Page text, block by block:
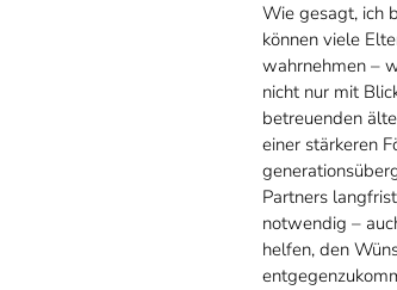
Wie gesagt, ich
können viele
wahrnehmen –
nicht nur mit
betreuenden
einer stärkeren
Partners
notwendig –
helfen, den